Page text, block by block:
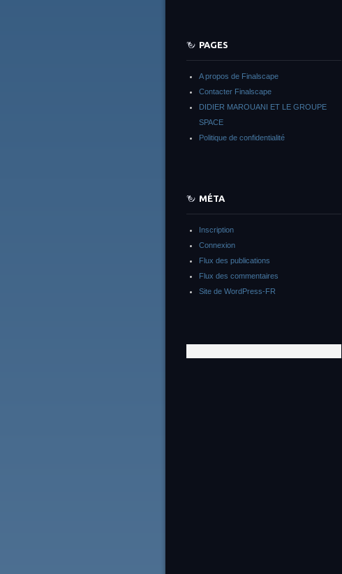
PAGES
A propos de Finalscape
Contacter Finalscape
DIDIER MAROUANI ET LE GROUPE
SPACE
Politique de confidentialité
MÉTA
Inscription
Connexion
Flux des publications
Flux des commentaires
Site de WordPress-FR